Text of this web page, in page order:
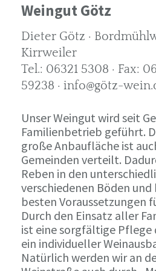
Weingut Götz
Dieter Götz ·
Kirrweiler
Tel.: 06321 5308 · Fax:
59238 · info@götz-
Unser Weingut wird seit
Familienbetrieb geführt.
große Anbaufläche ist
Gemeinden verteilt.
Reben in den
verschiedenen Böden
besten Voraussetzungen
Durch den Einsatz aller
ist eine sorgfältige Pflege
ein individueller
Natürlich werden wir an